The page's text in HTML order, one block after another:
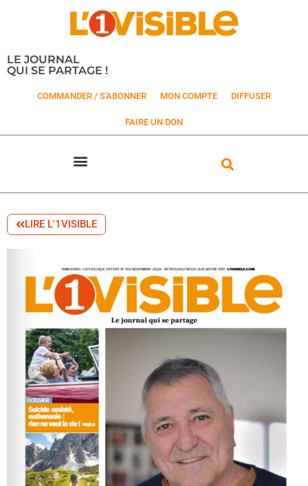
LE JOURNAL
QUI SE PARTAGE !
COMMANDER / S'ABONNER MON COMPTE DIFFUSER
FAIRE UN DON
LIRE L'1VISIBLE